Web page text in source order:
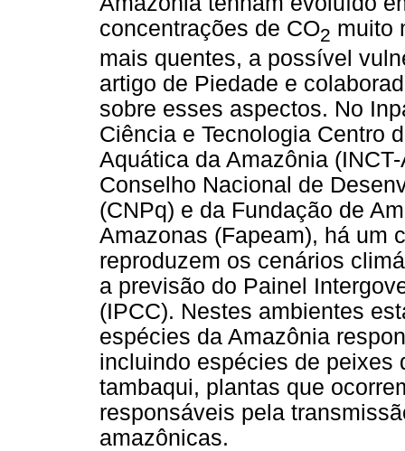
concentrações de CO2 muito
mais quentes, a possível
artigo de Piedade e
sobre esses aspectos. No
Ciência e Tecnologia Centro
Aquática da Amazônia
Conselho Nacional de
(CNPq) e da Fundação de
Amazonas (Fapeam), há um
reproduzem os cenários
a previsão do Painel
(IPCC). Nestes ambientes
espécies da Amazônia
incluindo espécies de peixes
tambaqui, plantas que
responsáveis pela
amazônicas.